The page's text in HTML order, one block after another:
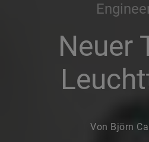
Neuer
Von Björn